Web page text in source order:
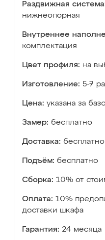
Раздвижная
нижнеопорная
Внутреннее
комплектация
Цвет профиля: на
Изготовление: 5-7
Цена: указана за
Замер: бесплатно
Доставка: бесплатно
Подъём: бесплатно
Сборка: 10% от
Оплата: 10%
доставки шкафа
Гарантия: 24 месяца